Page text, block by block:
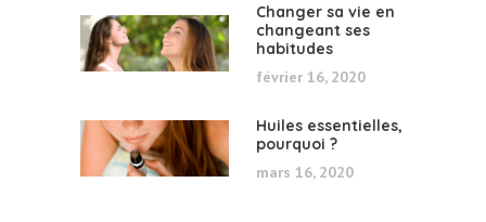
Changer sa vie en
changeant ses
habitudes
février 16, 2020
Huiles essentielles,
pourquoi ?
mars 16, 2020